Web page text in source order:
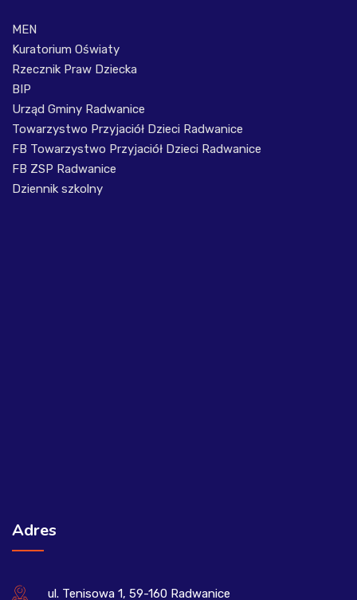
MEN
Kuratorium Oświaty
Rzecznik Praw Dziecka
BIP
Urząd Gminy Radwanice
Towarzystwo Przyjaciół Dzieci Radwanice
FB Towarzystwo Przyjaciół Dzieci Radwanice
FB ZSP Radwanice
Dziennik szkolny
Adres
ul. Tenisowa 1, 59-160 Radwanice